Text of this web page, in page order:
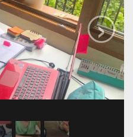
›